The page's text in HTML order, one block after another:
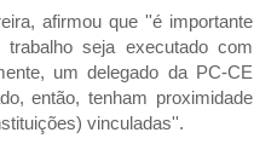
afirmou que ''é importante
seja executado com
um delegado da PC-CE
então, tenham proximidade
vinculadas''.